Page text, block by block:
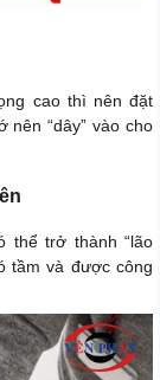
cao thì nên đặt
nên “dây” vào cho
thể trở thành “lão
tầm và được công